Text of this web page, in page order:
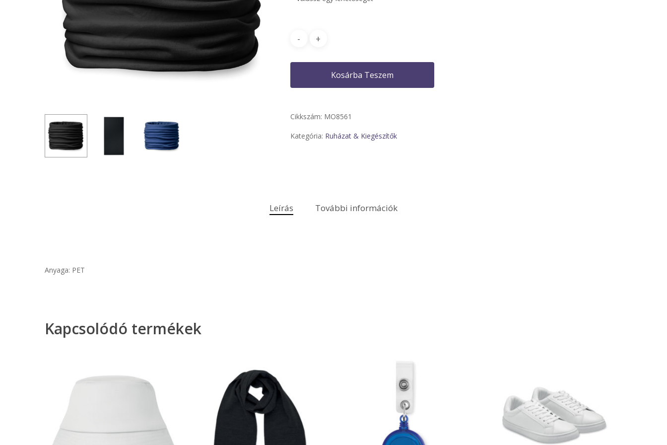
Kosárba Teszem
Cikkszám: MO8561
Kategória: Ruházat & Kiegészítők
Leírás További információk
Anyaga: PET
Kapcsolódó termékek